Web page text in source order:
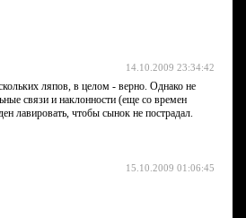
14.10.2009 23:34:42
ляпов, в целом - верно. Однако не
связи и наклонности (еще со времен
лавировать, чтобы сынок не пострадал.
15.10.2009 01:06:45